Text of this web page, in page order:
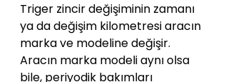
Triger zincir değişiminin zamanı
ya da değişim kilometresi aracın
marka ve modeline değişir.
Aracın marka modeli aynı olsa
bile, periyodik bakımları